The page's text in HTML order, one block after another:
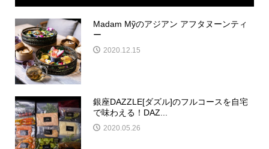
Madam Mỹのアジアン アフタヌーンティ
ー
2020.12.15
銀座DAZZLE[ダズル]のフルコースを自宅
で味わえる！DAZ...
2020.05.26